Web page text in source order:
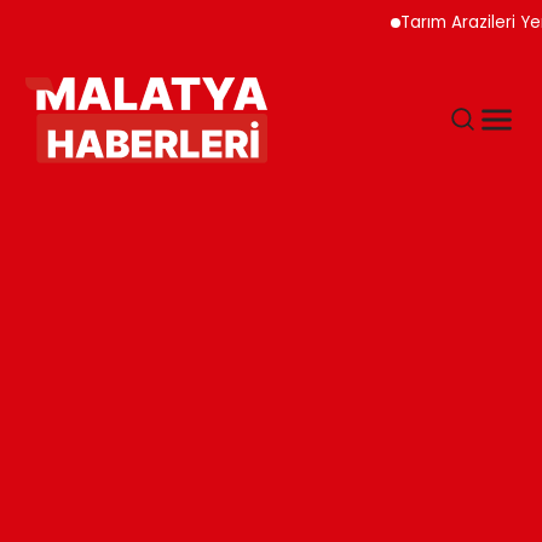
Tarım Arazileri